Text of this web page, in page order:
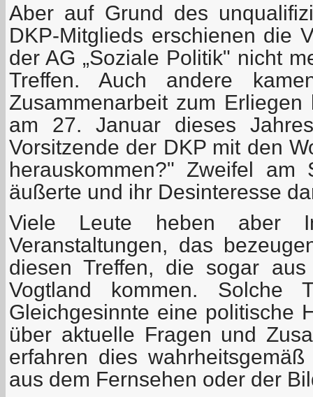
Aber auf Grund des
DKP-Mitglieds erschienen die
der AG „Soziale Politik" nicht
Treffen. Auch andere
Zusammenarbeit zum
am 27. Januar dieses
Vorsitzende der DKP mit den
herauskommen?" Zweifel am
äußerte und ihr Desinteresse
Viele Leute heben aber
Veranstaltungen, das
diesen Treffen, die sogar
Vogtland kommen. Solche
Gleichgesinnte eine politische
über aktuelle Fragen und
erfahren dies
aus dem Fernsehen oder der